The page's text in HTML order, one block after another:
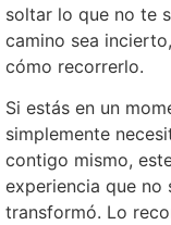
soltar lo que no te
camino sea
cómo recorrerlo.
Si estás en un
simplemente
contigo mismo,
experiencia que no
transformó. Lo